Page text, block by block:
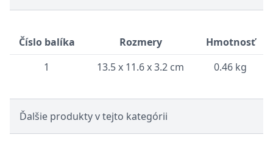
Číslo balíka Rozmery
Hmotnosť
1
13.5 x 11.6 x 3.2 cm 0.46 kg
Ďalšie produkty v tejto kategórii